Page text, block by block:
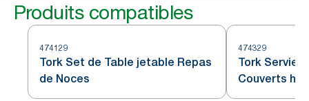
Produits compatibles
474129
Tork Set de Table jetable Repas
de Noces
474329
Tork
Couverts